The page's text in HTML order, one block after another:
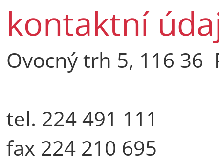
kontaktní
Ovocný trh 5, 116 36
tel. 224 491 111
fax 224 210 695